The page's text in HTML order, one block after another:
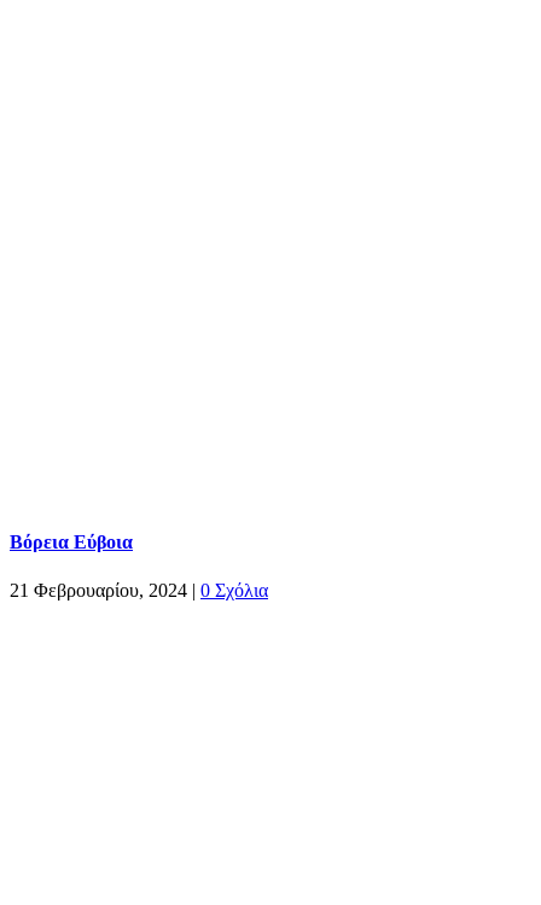
Βόρεια Εύβοια
21 Φεβρουαρίου, 2024 | 0 Σχόλια